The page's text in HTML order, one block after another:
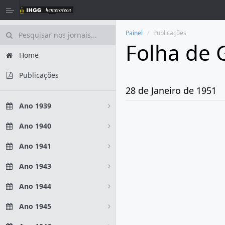
Home
Publicações
Ano 1939
Ano 1940
Ano 1941
Ano 1943
Ano 1944
Ano 1945
Painel Publicações
Folha de
28 de Janeiro de 1951